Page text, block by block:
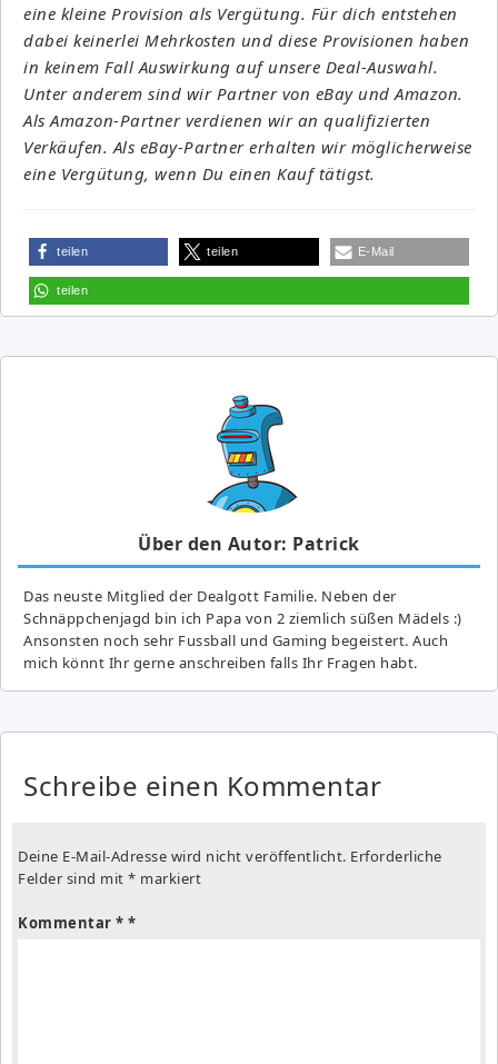
eine kleine Provision als Vergütung. Für dich entstehen
dabei keinerlei Mehrkosten und diese Provisionen haben
in keinem Fall Auswirkung auf unsere Deal-Auswahl.
Unter anderem sind wir Partner von eBay und Amazon.
Als Amazon-Partner verdienen wir an qualifizierten
Verkäufen. Als eBay-Partner erhalten wir möglicherweise
eine Vergütung, wenn Du einen Kauf tätigst.
teilen teilen E-Mail
teilen
Über den Autor: Patrick
Das neuste Mitglied der Dealgott Familie. Neben der
Schnäppchenjagd bin ich Papa von 2 ziemlich süßen Mädels :)
Ansonsten noch sehr Fussball und Gaming begeistert. Auch
mich könnt Ihr gerne anschreiben falls Ihr Fragen habt.
Schreibe einen Kommentar
Deine E-Mail-Adresse wird nicht veröffentlicht. Erforderliche
Felder sind mit * markiert
Kommentar *